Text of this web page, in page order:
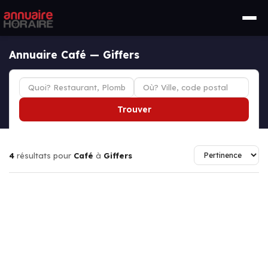
Annuaire Café — Giffers
Trouver
4 résultats pour Café à Giffers